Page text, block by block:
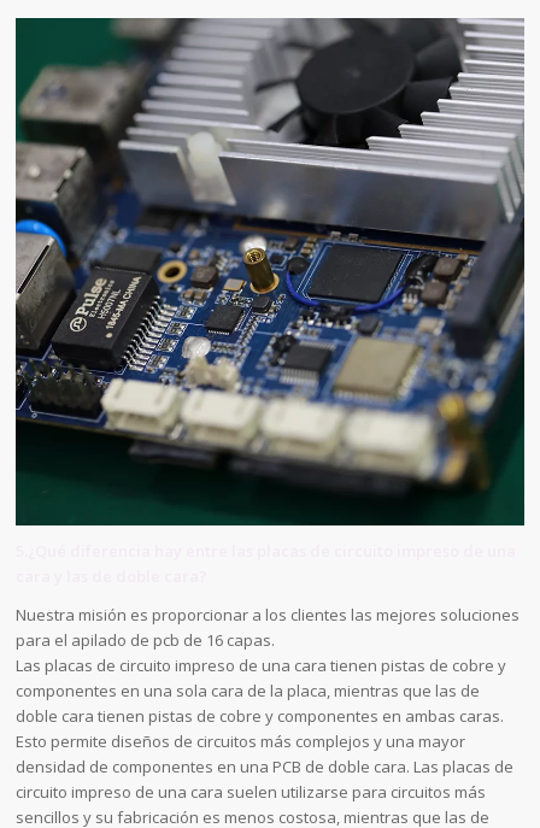
Nuestra misión es proporcionar a los clientes las mejores soluciones
para el apilado de pcb de 16 capas.
Las placas de circuito impreso de una cara tienen pistas de cobre y
componentes en una sola cara de la placa, mientras que las de
doble cara tienen pistas de cobre y componentes en ambas caras.
Esto permite diseños de circuitos más complejos y una mayor
densidad de componentes en una PCB de doble cara. Las placas de
circuito impreso de una cara suelen utilizarse para circuitos más
sencillos y su fabricación es menos costosa, mientras que las de